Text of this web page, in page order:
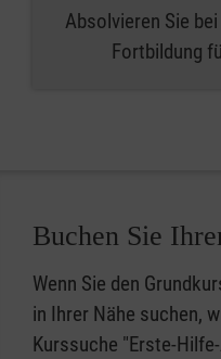
Absolvieren Sie
Fortbildung
Buchen Sie
Wenn Sie den
in Ihrer Nähe suchen,
Kurssuche "Erste-